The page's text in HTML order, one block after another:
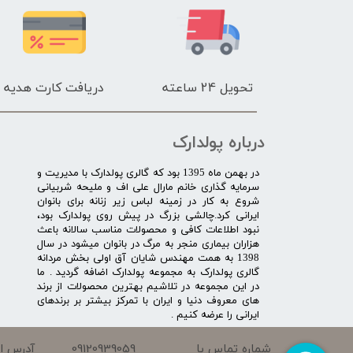
تحویل 24 ساعته دریافت کارت هدیه
درباره پولدارک
در بهمن ماه 1395 بود که گالری پولدارک با مدیریت و
سرمایه گذاری خانم مارال علی اف و ملیحه شربیانی
شروع به کار در زمینه لباس زیر زنانه برای بانوان
ایرانی کرد.چالشی بزرگ در پیش روی پولدارک بود،
نبود اطلاعات کافی و محصولات مناسب سالانه باعث
هزاران بیماری منجر به مرگ در بانوان میشود در سال
1398 به همت مهندس شایان آق اولی بخش مردانه
گالری پولدارک به مجموعه پولدارک اضافه گردید . ما
در این مجموعه در تلاشیم بهترین محصولات از برند
های معروف دنیا و ایران با تمرکز بیشتر بر برندهای
ایرانی را عرضه کنیم .​​​​​​​
شماره تماس با 09120939059 آدرس